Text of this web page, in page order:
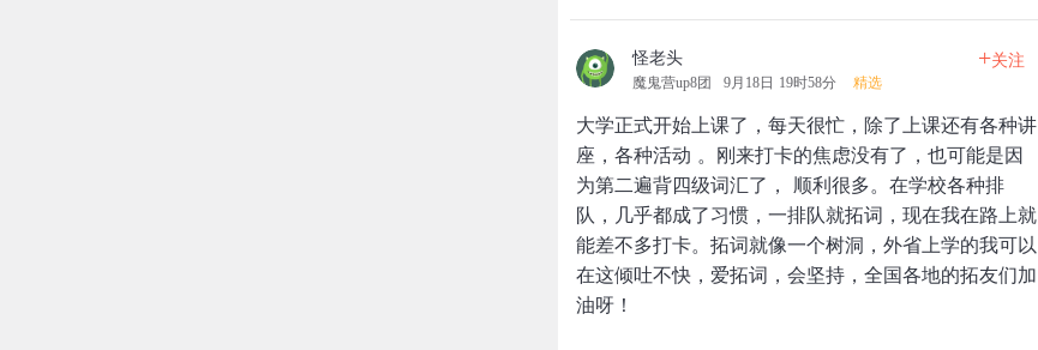
怪老头
魔鬼营up8团 9月18日 19时58分 精选
+关注
大学正式开始上课了，每天很忙，除了上课还有各种讲
座，各种活动 。刚来打卡的焦虑没有了，也可能是因
为第二遍背四级词汇了， 顺利很多。在学校各种排
队，几乎都成了习惯，一排队就拓词，现在我在路上就
能差不多打卡。拓词就像一个树洞，外省上学的我可以
在这倾吐不快，爱拓词，会坚持，全国各地的拓友们加
油呀！